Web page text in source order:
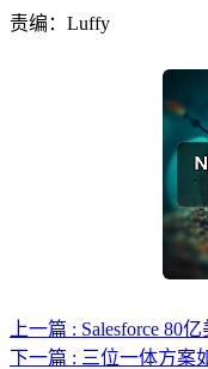
责编：Luffy
上一篇 : Salesforce 80
下一篇 : 三位一体方案